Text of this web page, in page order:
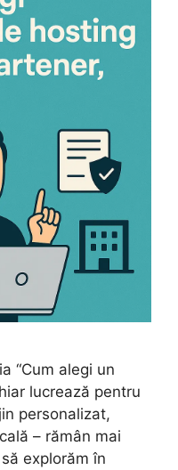
“Cum alegi un
lucrează pentru
personalizat,
– rămân mai
explorăm în